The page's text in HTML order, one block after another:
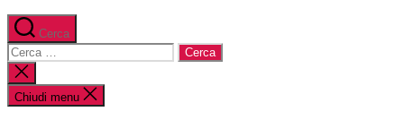
Cerca
Cerca:
Chiudi
la
ricerca
Chiudi menu